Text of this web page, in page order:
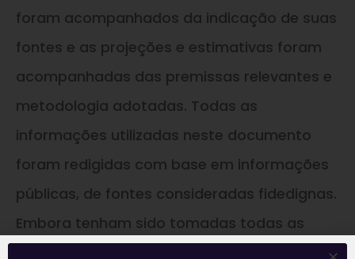
foram acompanhados da indicação de suas
fontes e as projeções e estimativas foram
acompanhadas das premissas relevantes e
metodologia adotadas. Todas as
informações utilizadas neste documento
foram redigidas com base em informações
públicas, de fontes consideradas fidedignas.
Embora tenham sido tomadas todas as